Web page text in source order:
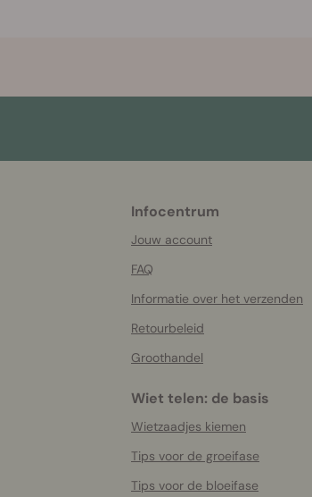
Infocentrum
Jouw account
FAQ
Informatie over het verzenden
Retourbeleid
Groothandel
Wiet telen: de basis
Wietzaadjes kiemen
Tips voor de groeifase
Tips voor de bloeifase